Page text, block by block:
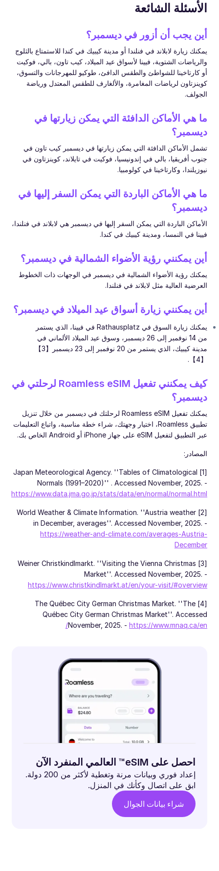
الأسئلة الشائعة
أين يجب أن أزور في ديسمبر؟
يمكنك زيارة لابلاند في فنلندا أو مدينة كيبيك في كندا للاستمتاع بالثلوج
والرياضات الشتوية، فيينا لأسواق عيد الميلاد، كيب تاون، بالي، فوكيت
أو كارتاخينا للشواطئ والطقس الدافئ، طوكيو للمهرجانات والتسوق،
كوينزتاون لرياضات المغامرة، والألغارف للطقس المعتدل ورياضة
الجولف.
ما هي الأماكن الدافئة التي يمكن زيارتها في
ديسمبر؟
تشمل الأماكن الدافئة التي يمكن زيارتها في ديسمبر كيب تاون في
جنوب أفريقيا، بالي في إندونيسيا، فوكيت في تايلاند، كوينزتاون في
نيوزيلندا، وكارتاخينا في كولومبيا.
ما هي الأماكن الباردة التي يمكن السفر إليها في
ديسمبر؟
الأماكن الباردة التي يمكن السفر إليها في ديسمبر هي لابلاند في فنلندا،
فيينا في النمسا، ومدينة كيبيك في كندا.
أين يمكنني رؤية الأضواء الشمالية في ديسمبر؟
يمكنك رؤية الأضواء الشمالية في ديسمبر في الوجهات ذات الخطوط
العرضية العالية مثل لابلاند في فنلندا.
أين يمكنني زيارة أسواق عيد الميلاد في ديسمبر؟
يمكنك زيارة السوق في Rathausplatz في فيينا، الذي يستمر
من 14 نوفمبر إلى 26 ديسمبر، وسوق عيد الميلاد الألماني في
مدينة كيبيك، الذي يستمر من 20 نوفمبر إلى 23 ديسمبر【3】
【4】.
كيف يمكنني تفعيل Roamless eSIM لرحلتي في
ديسمبر؟
يمكنك تفعيل Roamless eSIM لرحلتك في ديسمبر من خلال تنزيل
تطبيق Roamless، اختيار وجهتك، شراء خطة مناسبة، واتباع التعليمات
عبر التطبيق لتفعيل eSIM على جهاز iPhone أو Android الخاص بك.
المصادر:
[1] Japan Meteorological Agency. ''Tables of Climatological
Normals (1991–2020)'' . Accessed November, 2025. -
https://www.data.jma.go.jp/stats/data/en/normal/normal.html
[2] World Weather & Climate Information. ''Austria weather
in December, averages''. Accessed November, 2025. -
https://weather-and-climate.com/averages-Austria-
December
[3] Weiner Christkindlmarkt. ''Visiting the Vienna Christmas
Market''. Accessed November, 2025. -
https://www.christkindlmarkt.at/en/your-visit/#overview
[4] The Québec City German Christmas Market. ''The
Québec City German Christmas Market''. Accessed
November, 2025. - https://www.mnaq.ca/en/
احصل على eSIM™ العالمي المنفرد الآن
إعداد فوري وبيانات مرنة وتغطية لأكثر من 200 دولة.
ابق على اتصال وكأنك في المنزل.
شراء بيانات الجوال